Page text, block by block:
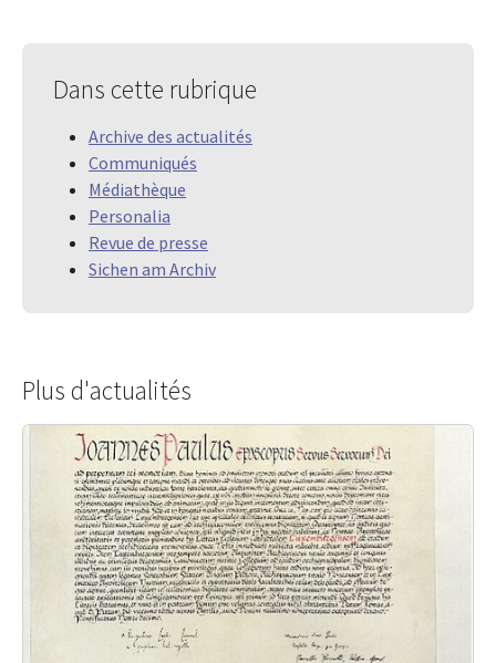
Dans cette rubrique
Archive des actualités
Communiqués
Médiathèque
Personalia
Revue de presse
Sichen am Archiv
Plus d'actualités